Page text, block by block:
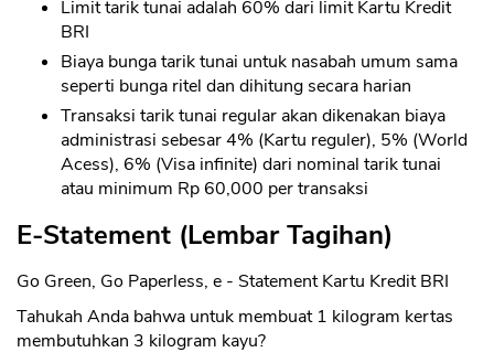
Limit tarik tunai adalah 60% dari limit Kartu Kredit
BRI
Biaya bunga tarik tunai untuk nasabah umum sama
seperti bunga ritel dan dihitung secara harian
Transaksi tarik tunai regular akan dikenakan biaya
administrasi sebesar 4% (Kartu reguler), 5% (World
Acess), 6% (Visa infinite) dari nominal tarik tunai
atau minimum Rp 60,000 per transaksi
E-Statement (Lembar Tagihan)
Go Green, Go Paperless, e - Statement Kartu Kredit BRI
Tahukah Anda bahwa untuk membuat 1 kilogram kertas
membutuhkan 3 kilogram kayu?